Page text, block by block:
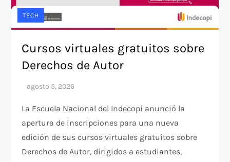
TECH
Cursos virtuales gratuitos sobre
Derechos de Autor
La Escuela Nacional del Indecopi anunció la
apertura de inscripciones para una nueva
edición de sus cursos virtuales gratuitos sobre
Derechos de Autor, dirigidos a estudiantes,